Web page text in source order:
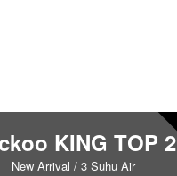
KING TOP 2
New Arrival / 3 Suhu Air